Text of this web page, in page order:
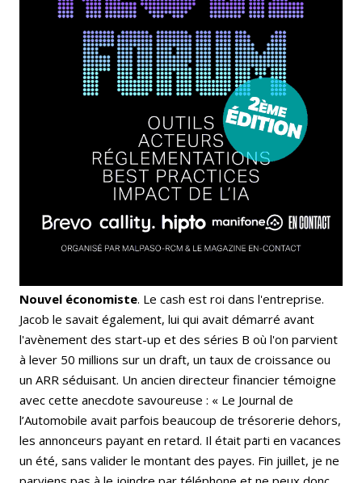
Nouvel économiste. Le cash est roi dans l'entreprise.
Jacob le savait également, lui qui avait démarré avant
l'avènement des start-up et des séries B où l'on parvient
à lever 50 millions sur un draft, un taux de croissance ou
un ARR séduisant. Un ancien directeur financier témoigne
avec cette anecdote savoureuse : « Le Journal de
l’Automobile avait parfois beaucoup de trésorerie dehors,
les annonceurs payant en retard. Il était parti en vacances
un été, sans valider le montant des payes. Fin juillet, je ne